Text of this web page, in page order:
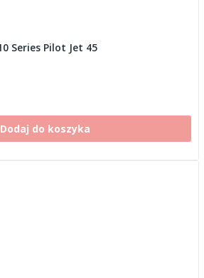
ProX Mikuni VM22/210 Series Pilot Jet 45
Dodaj do koszyka